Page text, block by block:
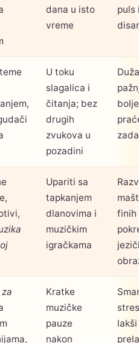
dana u isto
vreme
puls
U toku
slagalica i
čitanja; bez
drugih
zvukova u
pozadini
Duža
bolje
Upariti sa
tapkanjem
dlanovima i
muzičkim
igračkama
finih
Kratke
muzičke
pauze
nakon
lakši